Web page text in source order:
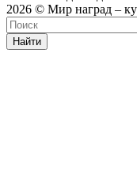
2026 © Мир наград –
Найти